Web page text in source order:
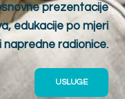
prezentacije
edukacije po mjeri
napredne radionice.
USLUGE